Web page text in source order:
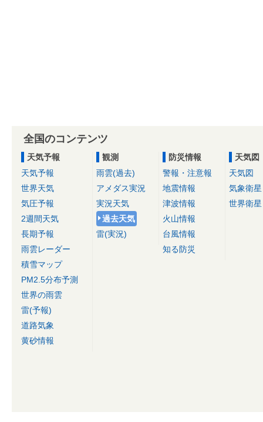
全国のコンテンツ
天気予報
天気予報
世界天気
気圧予報
2週間天気
長期予報
雨雲レーダー
積雪マップ
PM2.5分布予測
世界の雨雲
雷(予報)
道路気象
黄砂情報
観測
雨雲(過去)
アメダス実況
実況天気
過去天気
雷(実況)
防災情報
警報・注意報
地震情報
津波情報
火山情報
台風情報
知る防災
天気図
天気図
気象衛星
世界衛星